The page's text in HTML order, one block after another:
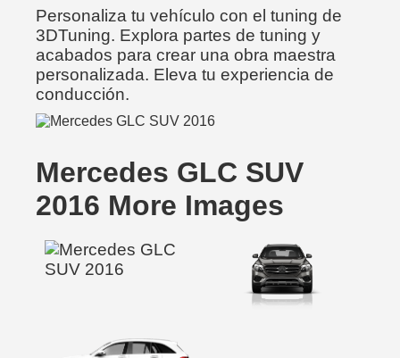
Personaliza tu vehículo con el tuning de
3DTuning. Explora partes de tuning y
acabados para crear una obra maestra
personalizada. Eleva tu experiencia de
conducción.
Mercedes GLC SUV
2016 More Images